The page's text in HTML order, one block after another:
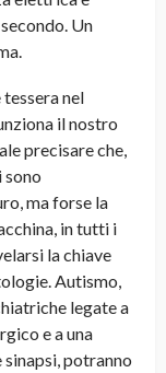
Un
nel
il nostro
precisare che,
sono
ma forse la
in tutti i
la chiave
Autismo,
legate a
e a una
potranno